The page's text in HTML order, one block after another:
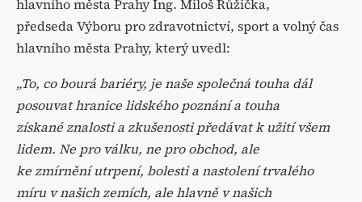
hlavního města Prahy Ing. Miloš Růžička,
předseda Výboru pro zdravotnictví, sport a volný čas
hlavního města Prahy, který uvedl:
„To, co bourá bariéry, je naše společná touha dál
posouvat hranice lidského poznání a touha
získané znalosti a zkušenosti předávat k užití všem
lidem. Ne pro válku, ne pro obchod, ale
ke zmírnění utrpení, bolesti a nastolení trvalého
míru v našich zemích, ale hlavně v našich